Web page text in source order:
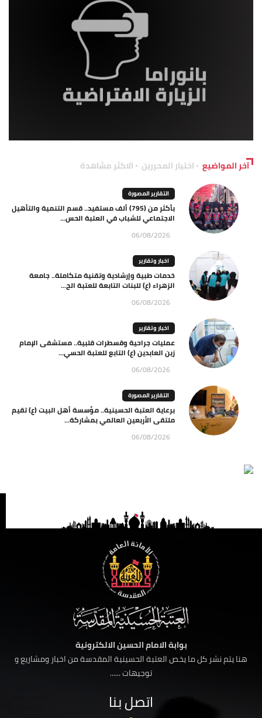
آخر المواضيع اختيار المحررين الاكثر مشاهدة
التقارير المصورة
بأكثر من (795) ألف مستفيد.. قسم التنمية والتأهيل
الاجتماعي للشباب في العتبة الحس...
06/08/2026
اخبار وتقارير
خدمات طبية وإرشادية وتقنية متكاملة.. جامعة
الزهراء (ع) للبنات التابعة للعتبة الح...
06/08/2026
اخبار وتقارير
عمليات جراحية وقسطرات قلبية.. مستشفى الإمام
زين العابدين (ع) التابع للعتبة الحسي...
06/08/2026
التقارير المصورة
برعاية العتبة الحسينية.. مؤسسة أهل البيت (ع) تقيم
ملتقى الأربعين العالمي بمشاركة...
06/08/2026
بوابة الامام الحسين الالكترونية
هنا يتم نشر كل ما يخص العتبة الحسينية المقدسة من اخبار ومشاريع و
توجيهات ......
اتصل بنا